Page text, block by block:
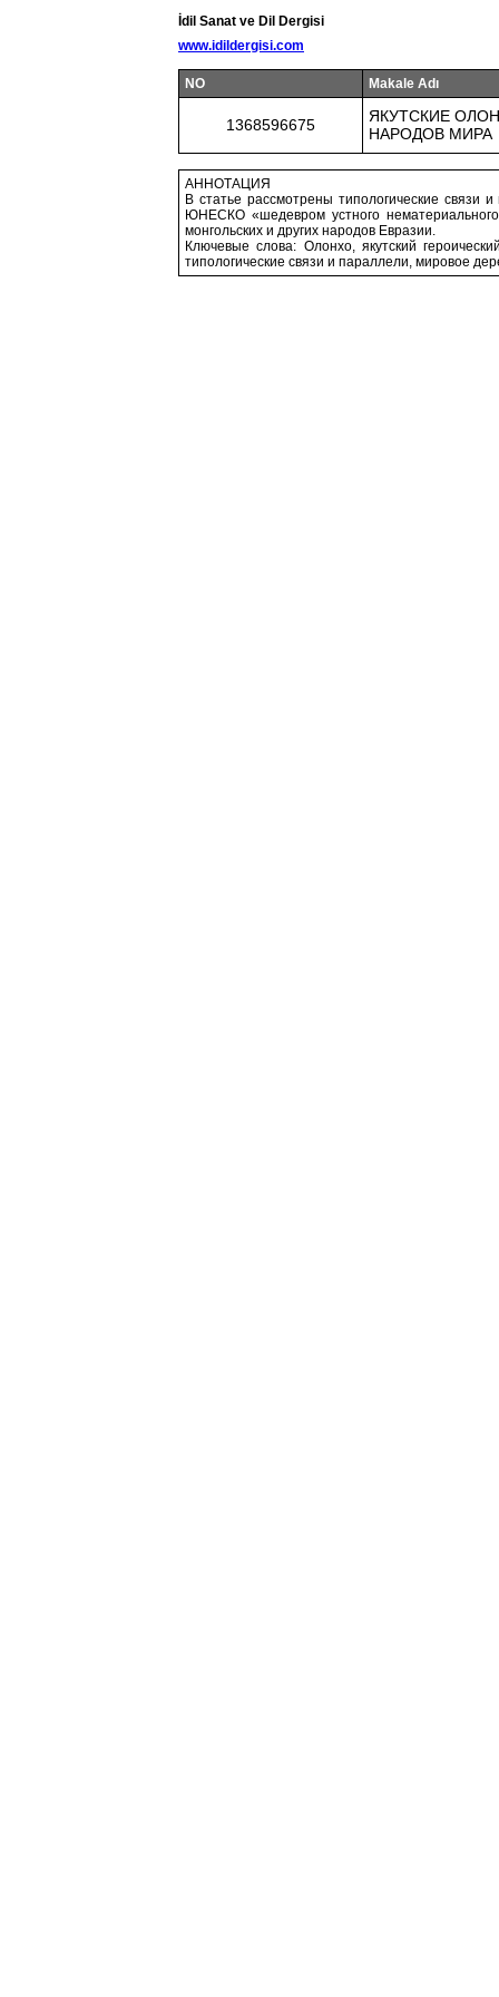
İdil Sanat ve Dil Dergisi
www.idildergisi.com
NO Makale Adı
1368596675
ЯКУТСКИЕ
НАРОДОВ МИРА
АННОТАЦИЯ
В статье рассмотрены типологические связи
ЮНЕСКО «шедевром устного
монгольских и других народов Евразии.
Ключевые слова: Олонхо, якутский
типологические связи и параллели, мировое